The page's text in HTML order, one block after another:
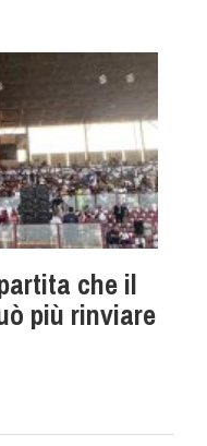
che il
più rinviare